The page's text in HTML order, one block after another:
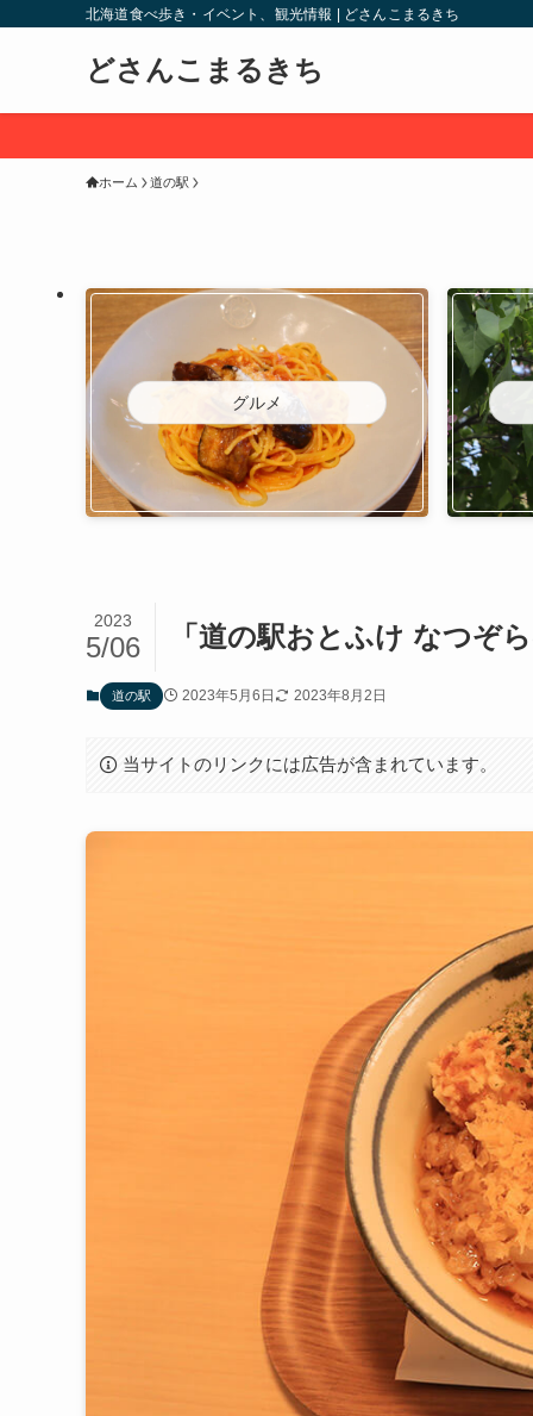
北海道食べ歩き・イベント、観光情報 | どさんこまるきち
どさんこまるきち
ホーム 道の駅
グルメ
「道の駅おとふけ なつぞ
2023
5/06
道の駅 2023年5月6日 2023年8月2日
当サイトのリンクには広告が含まれています。